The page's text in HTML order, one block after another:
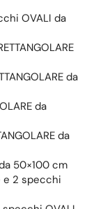
OVALI da
da
da
da
50×100 cm
2 specchi